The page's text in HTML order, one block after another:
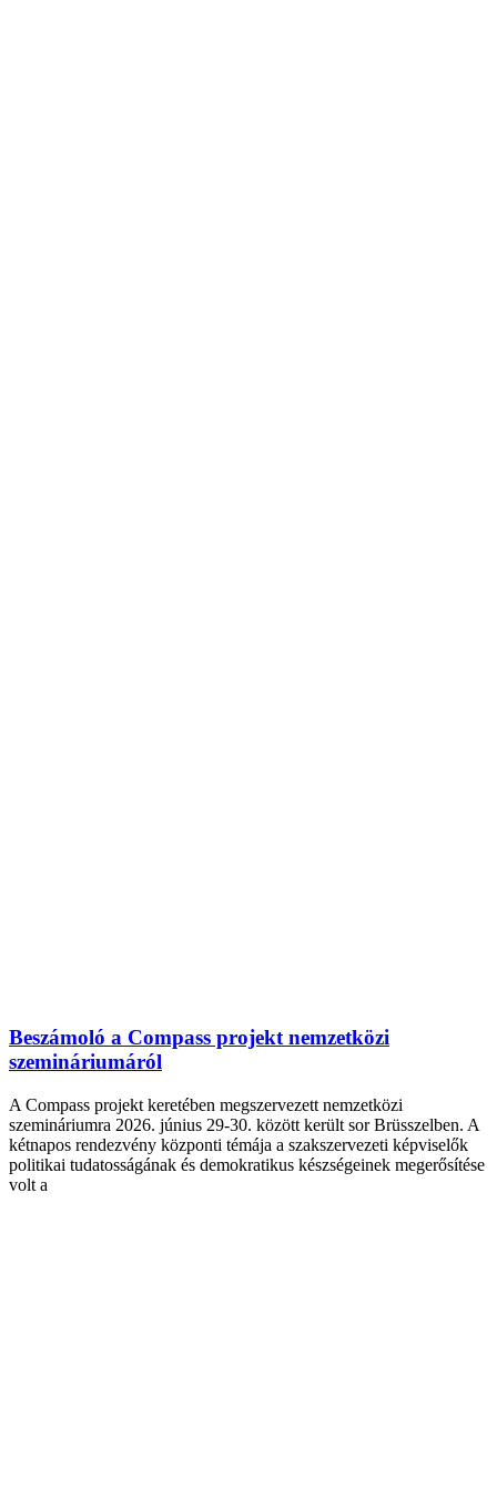
Beszámoló a Compass projekt nemzetközi
szemináriumáról
A Compass projekt keretében megszervezett nemzetközi
szemináriumra 2026. június 29-30. között került sor Brüsszelben. A
kétnapos rendezvény központi témája a szakszervezeti képviselők
politikai tudatosságának és demokratikus készségeinek megerősítése
volt a